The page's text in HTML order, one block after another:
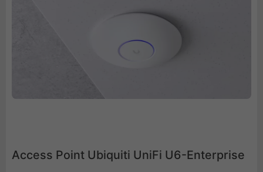
Access Point Ubiquiti UniFi U6-Enterprise